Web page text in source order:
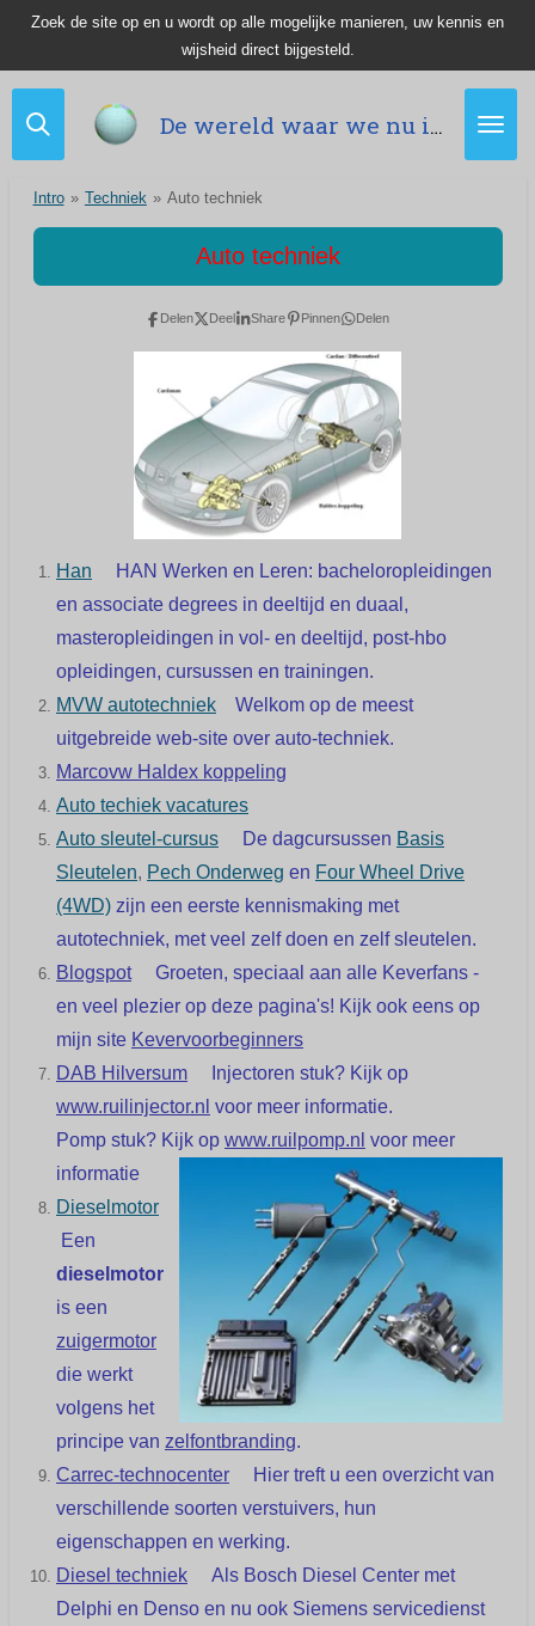
hoofdinhoud
De wereld waar we nu in leven.
Zoek de site op en u wordt op alle mogelijke manieren, uw kennis en
wijsheid direct bijgesteld.
Intro » Techniek » Auto techniek
Auto techniek
Delen Deel Share Pinnen Delen
Han
HAN Werken en Leren: bacheloropleidingen
en associate degrees in deeltijd en duaal,
masteropleidingen in vol- en deeltijd, post-hbo
opleidingen, cursussen en trainingen.
MVW autotechniek
Welkom op de meest
uitgebreide web-site over auto-techniek.
Marcovw Haldex koppeling
Auto techiek vacatures
Auto sleutel-cursus
De dagcursussen Basis
Sleutelen, Pech Onderweg en Four Wheel Drive
(4WD) zijn een eerste kennismaking met
autotechniek, met veel zelf doen en zelf sleutelen.
Blogspot
Groeten, speciaal aan alle Keverfans -
en veel plezier op deze pagina's! Kijk ook eens op
mijn site Kevervoorbeginners
DAB Hilversum Injectoren stuk? Kijk op
www.ruilinjector.nl voor meer informatie.
Pomp stuk? Kijk op www.ruilpomp.nl voor meer
informatie
Dieselmotor
Een
dieselmotor
is een
zuigermotor
die werkt
volgens het
principe van zelfontbranding.
Carrec-technocenter Hier treft u een overzicht van
verschillende soorten verstuivers, hun
eigenschappen en werking.
Diesel techniek
Als Bosch Diesel Center met
Delphi en Denso en nu ook Siemens servicedienst